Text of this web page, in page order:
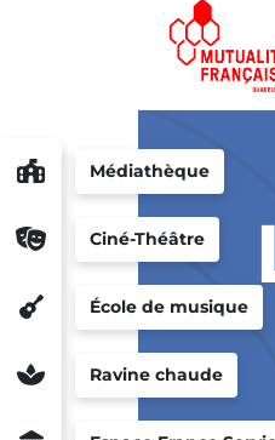
Médiathèque
Ciné-Théâtre
École de musique
Ravine chaude